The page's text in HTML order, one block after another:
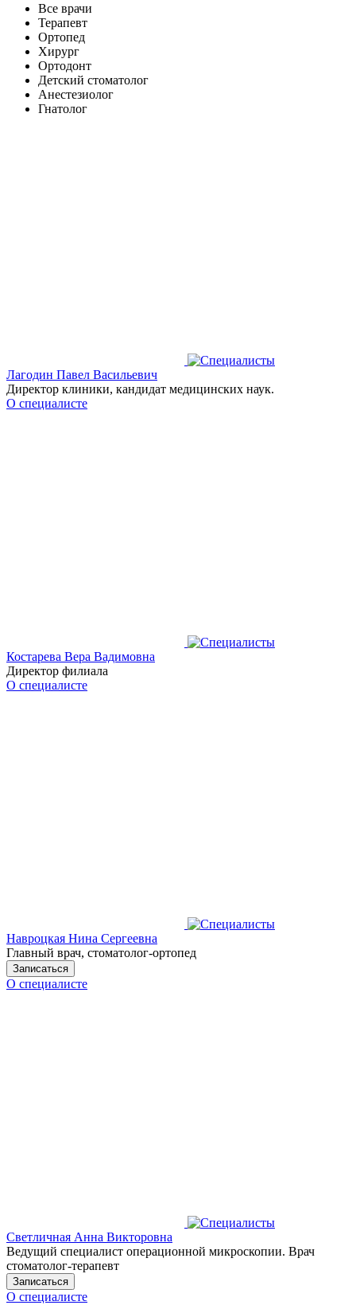
Все врачи
Терапевт
Ортопед
Хирург
Ортодонт
Детский стоматолог
Анестезиолог
Гнатолог
Лагодин Павел Васильевич
Директор клиники, кандидат медицинских наук.
О специалисте
Костарева Вера Вадимовна
Директор филиала
О специалисте
Навроцкая Нина Сергеевна
Главный врач, стоматолог-ортопед
Записаться
О специалисте
Светличная Анна Викторовна
Ведущий специалист операционной микроскопии. Врач
стоматолог-терапевт
Записаться
О специалисте